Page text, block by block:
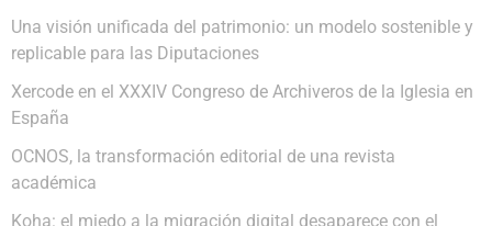
Una visión unificada del patrimonio: un modelo sostenible y
replicable para las Diputaciones
Xercode en el XXXIV Congreso de Archiveros de la Iglesia en
España
OCNOS, la transformación editorial de una revista
académica
Koha: el miedo a la migración digital desaparece con el